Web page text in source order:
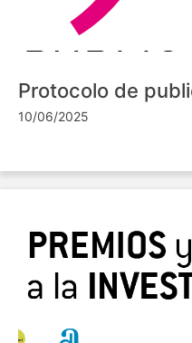
Protocolo de
10/06/2025